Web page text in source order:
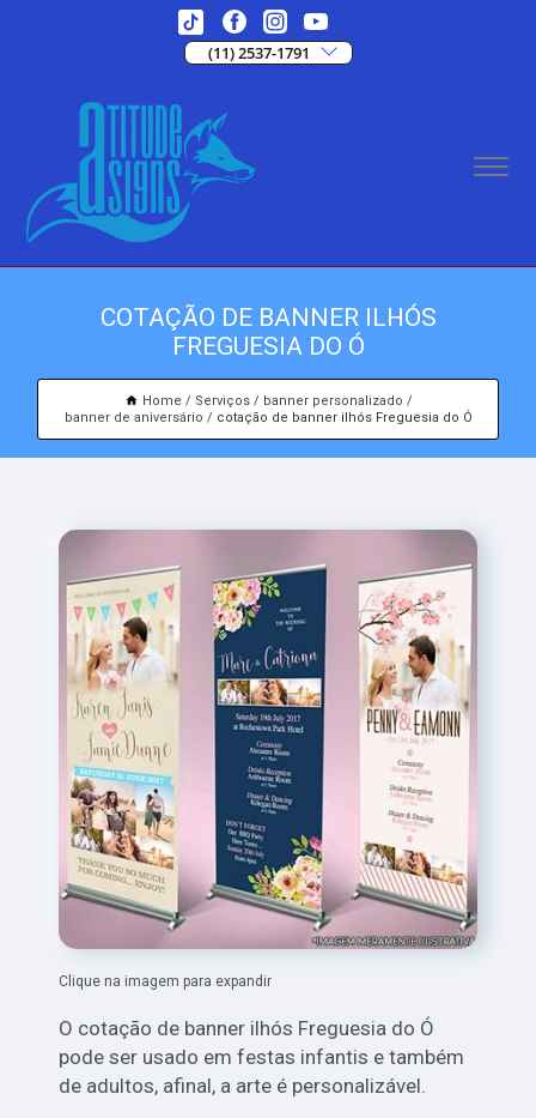
(11) 2537-1791
COTAÇÃO DE BANNER ILHÓS
FREGUESIA DO Ó
Home Serviços
banner personalizado
banner de aniversário
cotação de banner ilhós Freguesia do Ó
Clique na imagem para expandir
O cotação de banner ilhós Freguesia do Ó
pode ser usado em festas infantis e também
de adultos, afinal, a arte é personalizável.